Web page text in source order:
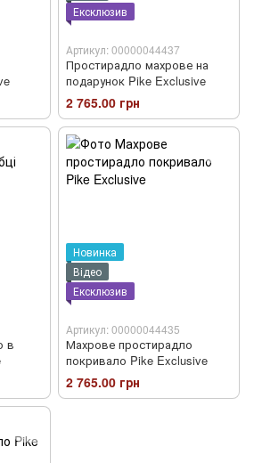
Ексклюзив
Артикул: 00000044437
Простирадло махрове на
подарунок Pike Exclusive
2 765.00 грн
в
Новинка
Відео
Ексклюзив
Артикул: 00000044435
Махрове простирадло
покривало Pike Exclusive
2 765.00 грн